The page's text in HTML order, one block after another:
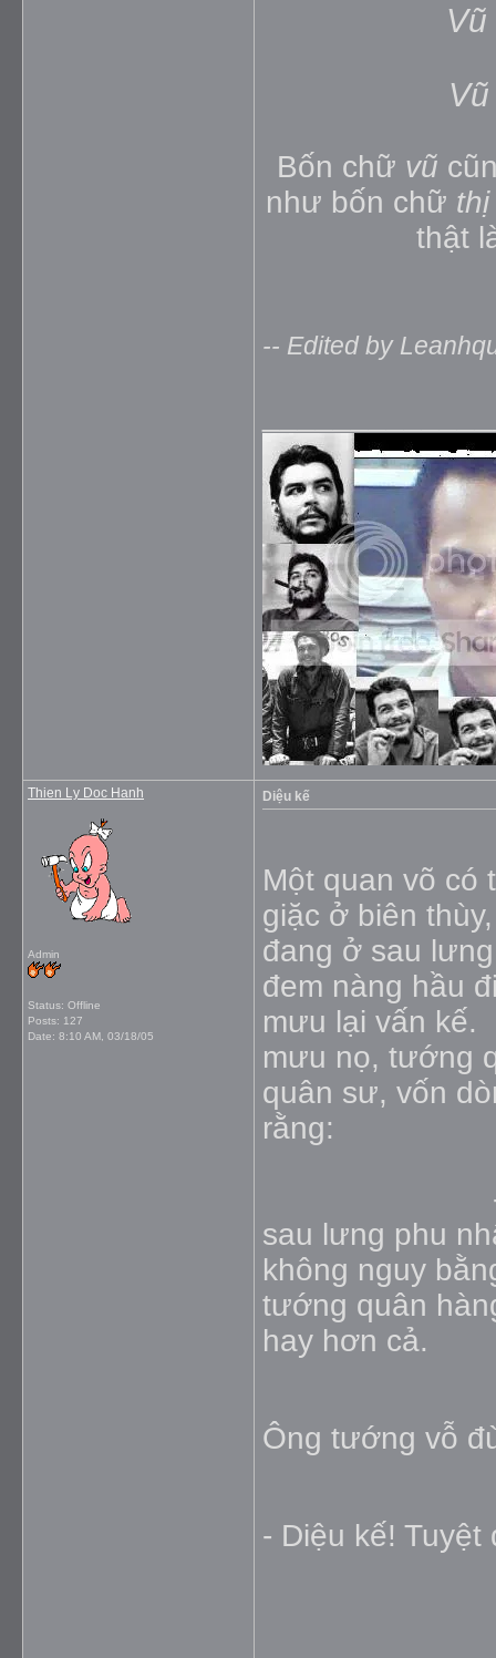
Bốn chữ vũ
như bốn chữ thị
thật
-- Edited by
Thien Ly Doc Hanh
Admin
Status: Offline
Posts: 127
Date: 8:10 AM, 03/18/05
Diệu kế
Một quan võ có
giặc ở biên
đang ở sau
đem nàng hầu
mưu lại
mưu nọ, tướng
quân sư, vốn
sau lưng phu
không nguy
tướng quân
hay hơn cả.
Ông tướng vỗ
- Diệu kế! Tuyệt